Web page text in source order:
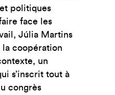
politiques
face les
Júlia Martins
la coopération
un
s’inscrit tout à
congrès